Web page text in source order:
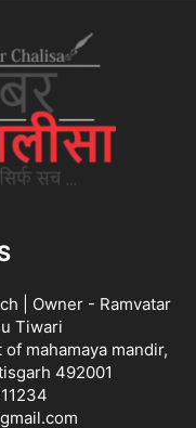
| Owner - Ramvatar
Tiwari
mahamaya mandir,
492001